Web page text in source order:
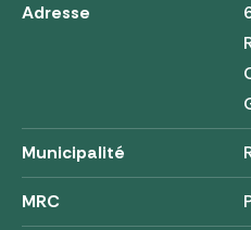
Adresse
Municipalité
MRC